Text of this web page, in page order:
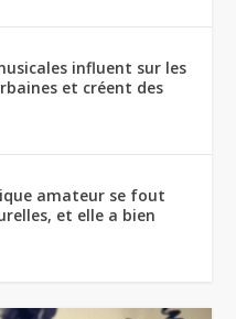
influent sur les
et créent des
amateur se fout
et elle a bien